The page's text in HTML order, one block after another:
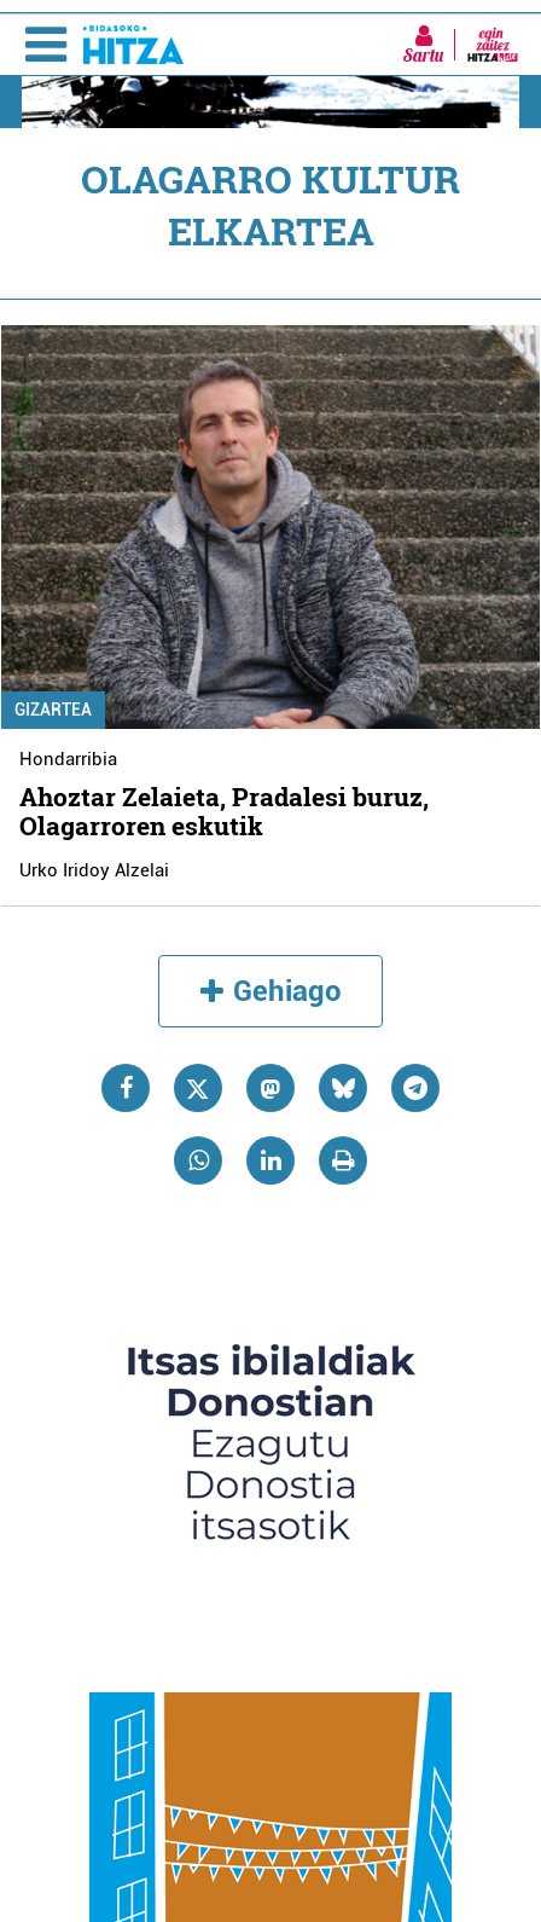
Sartu
OLAGARRO KULTUR
ELKARTEA
GIZARTEA
Hondarribia
Ahoztar Zelaieta, Pradalesi buruz,
Olagarroren eskutik
Urko Iridoy Alzelai
Gehiago